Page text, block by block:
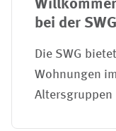
bei der
Die SWG
Wohnungen
Altersgruppen